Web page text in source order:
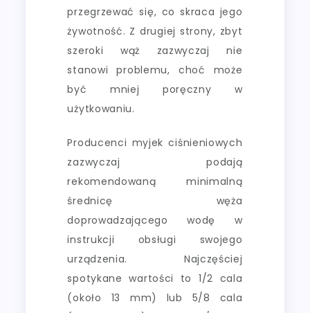
przegrzewać się, co skraca jego
żywotność. Z drugiej strony, zbyt
szeroki wąż zazwyczaj nie
stanowi problemu, choć może
być mniej poręczny w
użytkowaniu.
Producenci myjek ciśnieniowych
zazwyczaj podają
rekomendowaną minimalną
średnicę węża
doprowadzającego wodę w
instrukcji obsługi swojego
urządzenia. Najczęściej
spotykane wartości to 1/2 cala
(około 13 mm) lub 5/8 cala